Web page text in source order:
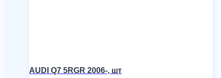
AUDI Q7 5RGR 2006-, шт